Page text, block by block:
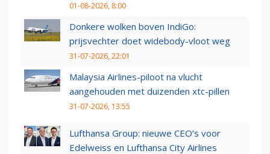
01-08-2026, 8:00
Donkere wolken boven IndiGo:
prijsvechter doet widebody-vloot weg
31-07-2026, 22:01
Malaysia Airlines-piloot na vlucht
aangehouden met duizenden xtc-pillen
31-07-2026, 13:55
Lufthansa Group: nieuwe CEO’s voor
Edelweiss en Lufthansa City Airlines